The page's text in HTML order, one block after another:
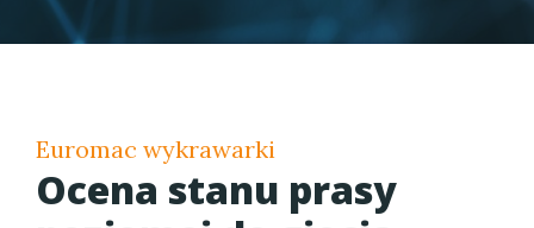
Euromac wykrawarki
Ocena stanu prasy